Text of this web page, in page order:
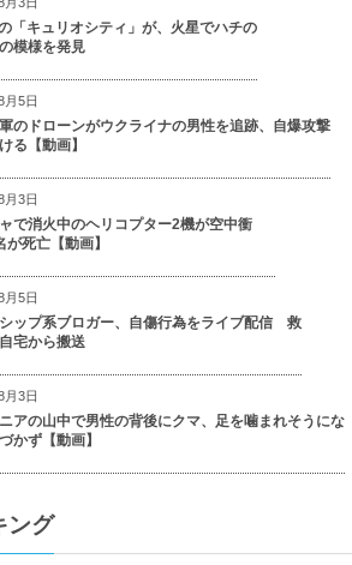
「キュリオシティ」が、火星でハチの
模様を発見
月5日
のドローンがウクライナの男性を追跡、自爆攻撃
る【動画】
月3日
で消火中のヘリコプター2機が空中衝
が死亡【動画】
月5日
ップ系ブロガー、自傷行為をライブ配信 救
宅から搬送
月3日
アの山中で男性の背後にクマ、足を噛まれそうにな
かず【動画】
ング